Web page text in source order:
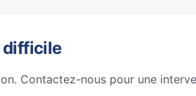
difficile
Contactez-nous pour une